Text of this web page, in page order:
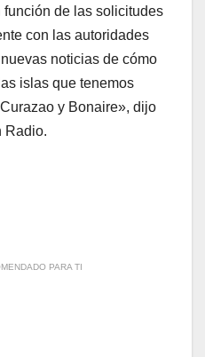
de las solicitudes
con las autoridades
noticias de cómo
islas que tenemos
y Bonaire», dijo
Radio.
PARA TI